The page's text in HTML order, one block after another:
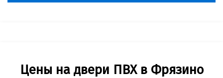
Цены на двери ПВХ в Фрязино